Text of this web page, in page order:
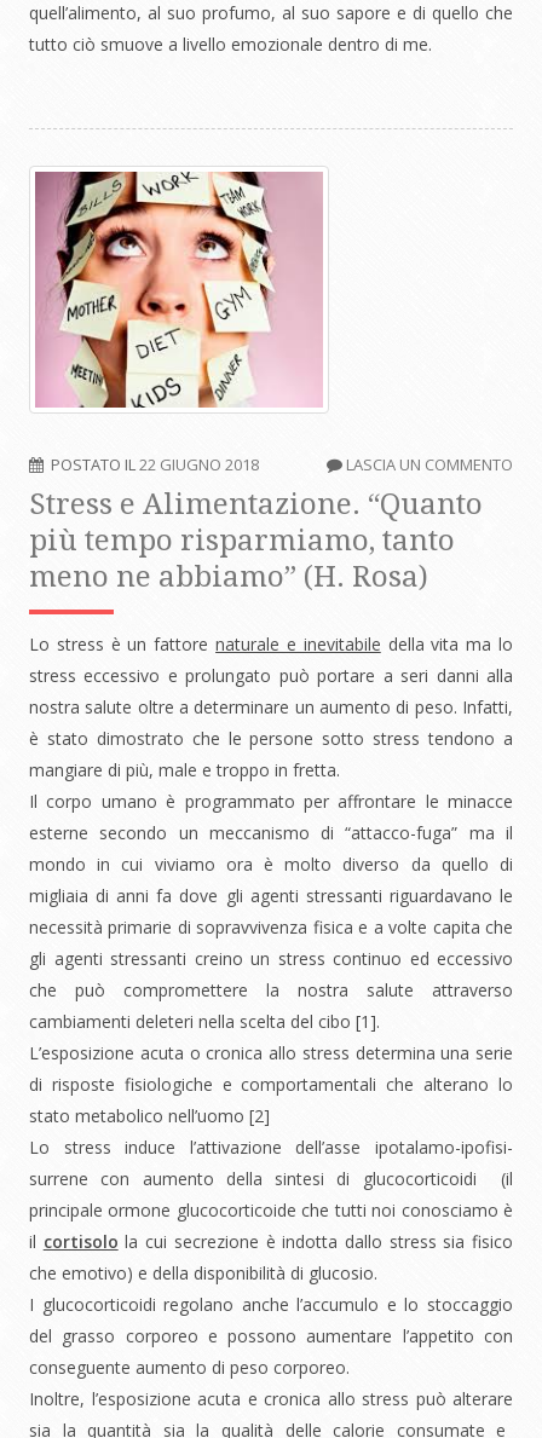
quell’alimento, al suo profumo, al suo sapore e di quello che
tutto ciò smuove a livello emozionale dentro di me.
POSTATO IL22 GIUGNO 2018 LASCIA UN COMMENTO
Stress e Alimentazione. “Quanto
più tempo risparmiamo, tanto
meno ne abbiamo” (H. Rosa)
Lo stress è un fattorenaturale e inevitabile della vita ma lo
stress eccessivo e prolungato può portare a seri danni alla
nostra salute oltre a determinare un aumento di peso. Infatti,
è stato dimostrato che le persone sotto stress tendono a
mangiare di più, male e troppo in fretta.
Il corpo umano è programmato per affrontare le minacce
esterne secondo un meccanismo di “attacco-fuga” ma il
mondo in cui viviamo ora è molto diverso da quello di
migliaia di anni fa dove gli agenti stressanti riguardavano le
necessità primarie di sopravvivenza fisica e a volte capita che
gli agenti stressanti creino un stress continuo ed eccessivo
che può compromettere la nostra salute attraverso
cambiamenti deleteri nella scelta del cibo [1].
L’esposizione acuta o cronica allo stress determina una serie
di risposte fisiologiche e comportamentali che alterano lo
stato metabolico nell’uomo [2]
Lo stress induce l’attivazione dell’asse ipotalamo-ipofisi-
surrene con aumento della sintesi di glucocorticoidi (il
principale ormone glucocorticoide che tutti noi conosciamo è
il cortisolo la cui secrezione è indotta dallo stress sia fisico
che emotivo) e della disponibilità di glucosio.
I glucocorticoidi regolano anche l’accumulo e lo stoccaggio
del grasso corporeo e possono aumentare l’appetito con
conseguente aumento di peso corporeo.
Inoltre, l’esposizione acuta e cronica allo stress può alterare
sia la quantità sia la qualità delle calorie consumate e